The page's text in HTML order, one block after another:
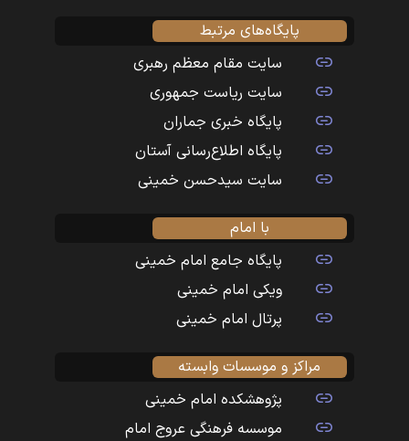
پایگاه‌های مرتبط
سایت مقام معظم رهبری
سایت ریاست جمهوری
پایگاه خبری جماران
پایگاه اطلاع‌رسانی آستان
سایت سیدحسن خمینی
با امام
پایگاه جامع امام خمینی
ویکی امام خمینی
پرتال امام خمینی
مراکز و موسسات وابسته
پژوهشکده امام خمینی
موسسه فرهنگی عروج امام